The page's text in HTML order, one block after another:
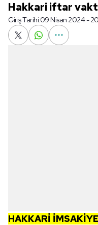
Hakkari iftar
Giriş Tarihi:09 Nisan 2024 -
HAKKARİ